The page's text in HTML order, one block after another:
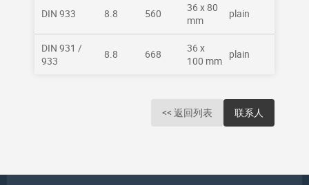
DIN 933 8.8 560
36 x 80
mm
plain
DIN 931 /
933
8.8 668
36 x
100 mm
plain
<< 返回列表 联系人